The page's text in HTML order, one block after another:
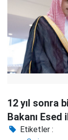
12 yıl sonra
Bakanı
Etiketler :